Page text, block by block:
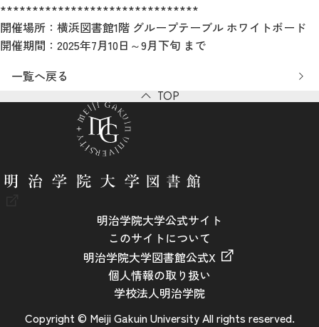
*******************************
開催場所：横浜図書館1階 グループテーブル ホワイトボード
開催期間：2025年7月10日～9月下旬 まで
一覧へ戻る
TOP
明治学院大学公式サイト
このサイトについて
明治学院大学図書館公式X
個人情報の取り扱い
学校法人明治学院
Copyright © Meiji Gakuin University All rights reserved.